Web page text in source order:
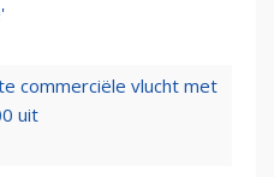
commerciële vlucht met
uit